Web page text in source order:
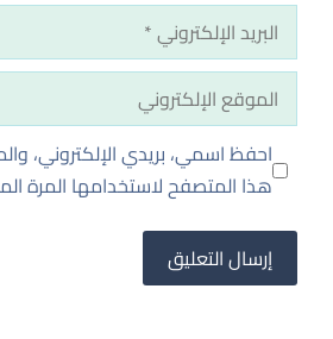
البريد
الإلكتروني
الموقع
الإلكتروني
احفظ اسمي، بريدي الإلكتروني،
هذا المتصفح لاستخدامها المرة